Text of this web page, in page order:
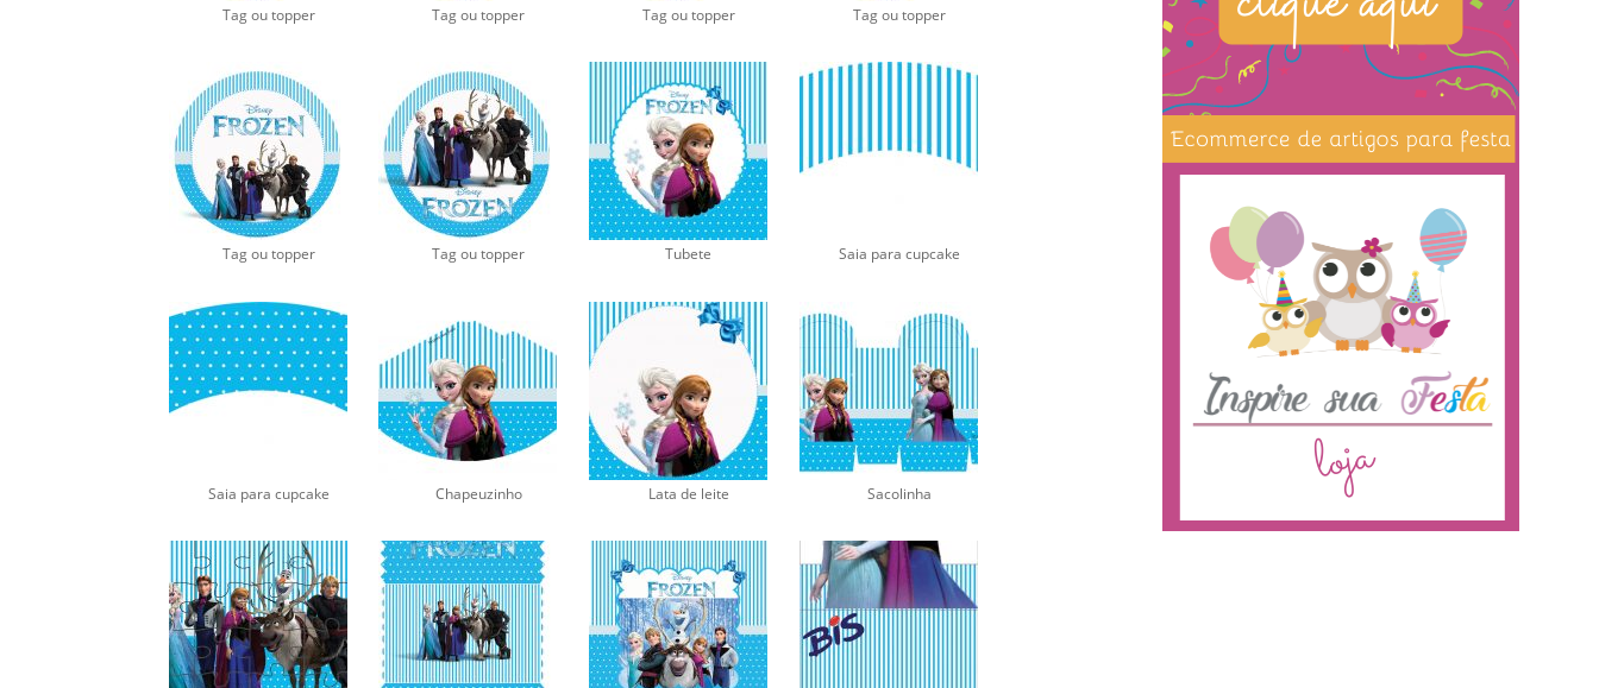
Tag ou topper Tag ou topper Tag ou topper Tag ou topper
Tag ou topper Tag ou topper Tubete Saia para cupcake
Saia para cupcake Chapeuzinho Lata de leite Sacolinha